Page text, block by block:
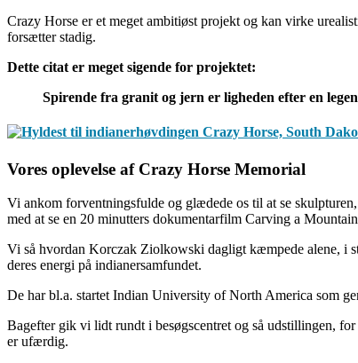
Crazy Horse er et meget ambitiøst projekt og kan virke
forsætter stadig.
Dette citat er meget sigende for projektet:
Spirende fra granit og jern er ligheden efter en
Vores oplevelse af Crazy Horse Memorial
Vi ankom forventningsfulde og glædede os til at se
med at se en 20 minutters dokumentarfilm Carving a
Vi så hvordan Korczak Ziolkowski dagligt kæmpede alene, i
deres energi på indianersamfundet.
De har bl.a. startet Indian University of North America som
Bagefter gik vi lidt rundt i besøgscentret og så udstillingen,
er ufærdig.